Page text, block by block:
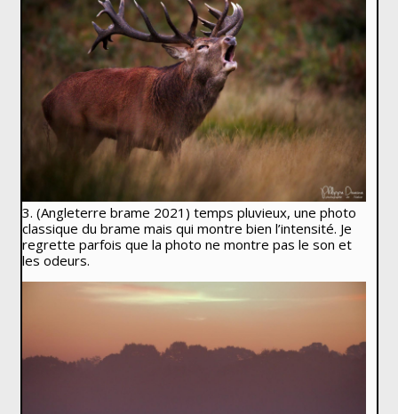
3. (Angleterre brame 2021) temps pluvieux, une photo
classique du brame mais qui montre bien l’intensité. Je
regrette parfois que la photo ne montre pas le son et
les odeurs.